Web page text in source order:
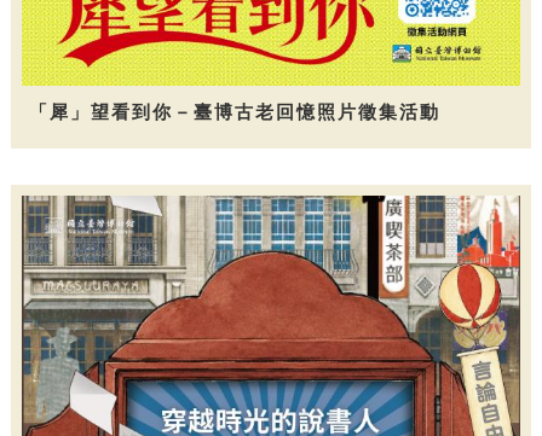
「犀」望看到你－臺博古老回憶照片徵集活動